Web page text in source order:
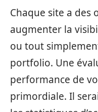
Chaque site a des
augmenter la
ou tout
portfolio. Une
performance de
primordiale. Il